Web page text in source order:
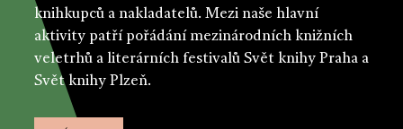
knihkupců a nakladatelů. Mezi naše hlavní
aktivity patří pořádání mezinárodních knižních
veletrhů a literárních festivalů Svět knihy Praha a
Svět knihy Plzeň.